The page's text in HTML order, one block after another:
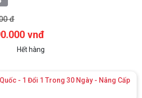
đ
vnđ
Hết hàng
- 1 Đổi 1 Trong 30 Ngày - Nâng Cấp